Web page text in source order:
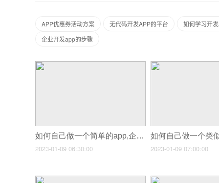
APP优惠券活动方案 无代码开发APP的平台
如何学习开
企业开发app的步骤
如何自己做一个简单的app,企业app开发技术
2023-01-09 06:30:00 2023-01-09 07:00:00